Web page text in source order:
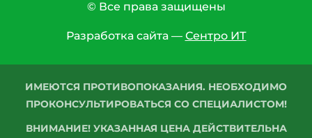
© Все права защищены
Разработка сайта — Сентро ИТ
ИМЕЮТСЯ ПРОТИВОПОКАЗАНИЯ. НЕОБХОДИМО
ПРОКОНСУЛЬТИРОВАТЬСЯ СО СПЕЦИАЛИСТОМ!
ВНИМАНИЕ! УКАЗАННАЯ ЦЕНА ДЕЙСТВИТЕЛЬНА